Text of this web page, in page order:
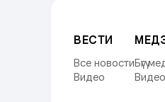
ВЕСТИ
Все новости
Видео
Бүгү
Видео